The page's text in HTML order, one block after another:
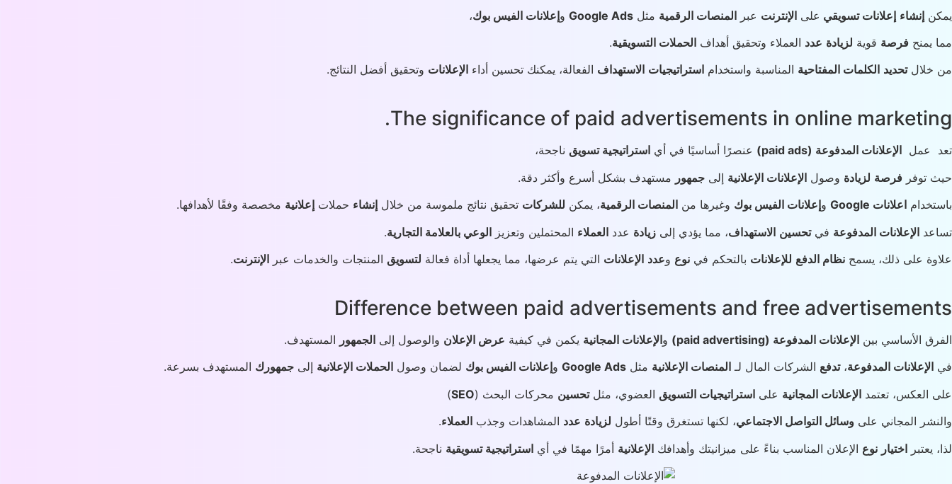
يمكن إنشاء إعلانات تسويقي على الإنترنت عبر المنصات الرقمية مثل Google Ads وإعلانات الفيس بوك،
مما يمنح فرصة قوية لزيادة عدد العملاء وتحقيق أهداف الحملات التسويقية.
من خلالتحديد الكلمات المفتاحية المناسبة واستخدام استراتيجيات الاستهداف الفعالة، يمكنك تحسين أداء الإعلانات وتحقيق أفضل النتائج.
The significance of paid advertisements in online marketing.
تعد عمل الإعلانات المدفوعة (paid ads) عنصرًا أساسيًا في أي استراتيجية تسويق ناجحة،
حيث توفر فرصة لزيادة وصول الإعلانات الإعلانية إلى جمهور مستهدف بشكل أسرع وأكثر دقة.
باستخدام اعلانات Google وإعلانات الفيس بوك وغيرها من المنصات الرقمية، يمكن للشركات تحقيق نتائج ملموسة من خلال إنشاء حملات إعلانية مخصصة وفقًا لأهدافها.
تساعد الإعلانات المدفوعة فيتحسين الاستهداف، مما يؤدي إلى زيادة عدد العملاء المحتملين وتعزيز الوعي بالعلامة التجارية.
علاوة على ذلك، يسمح نظام الدفع للإعلانات بالتحكم في نوع وعدد الإعلانات التي يتم عرضها، مما يجعلها أداة فعالة لتسويق المنتجات والخدمات عبر الإنترنت.
Difference between paid advertisements and free advertisements
الفرق الأساسي بين الإعلانات المدفوعة (paid advertising) والإعلانات المجانية يكمن في كيفية عرض الإعلان والوصول إلى الجمهور المستهدف.
في الإعلانات المدفوعة،تدفع الشركات المال لـ المنصات الإعلانية مثل Google Ads وإعلانات الفيس بوك لضمان وصول الحملات الإعلانية إلى جمهورك المستهدف بسرعة.
على العكس، تعتمد الإعلانات المجانية على استراتيجيات التسويق العضوي، مثلتحسين محركات البحث (SEO
)
والنشر المجاني على وسائل التواصل الاجتماعي، لكنها تستغرق وقتًا أطول لزيادة عدد المشاهدات وجذب العملاء.
لذا، يعتبر اختيار نوع الإعلان المناسب بناءً على ميزانيتك وأهدافك الإعلانية أمرًا مهمًا في أي استراتيجية تسويقية ناجحة.